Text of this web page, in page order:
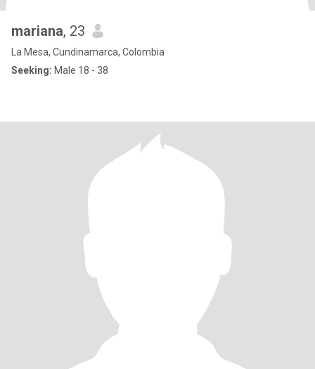
mariana, 23
La Mesa, Cundinamarca, Colombia
Seeking: Male 18 - 38